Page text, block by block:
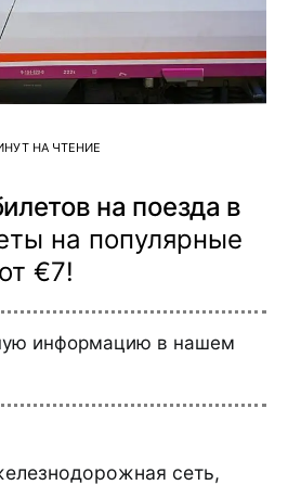
НА ЧТЕНИЕ
на поезда в
на популярные
€7!
информацию в нашем
сеть,